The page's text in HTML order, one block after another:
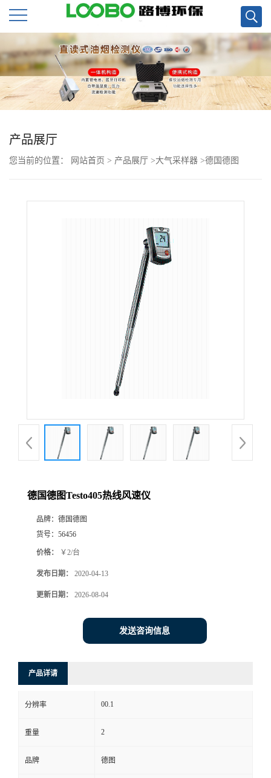
公
司
首
页
公
品
厅
系
产品展厅
您当前的位置： 网站首页 > 产品展厅 >大气采样器 >德国德图
德国德图Testo405热线风速仪
品牌： 德国德图
货号： 56456
价格： ￥2/台
发布日期： 2020-04-13
更新日期： 2026-08-04
发送咨询信息
产品详请
分辨率 00.1
重量 2
品牌 德图